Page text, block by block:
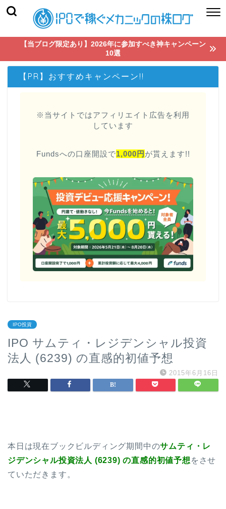
【当ブログ限定あり】2026年に参加すべき神キャンペーン
10選
【PR】おすすめキャンペーン!!
※当サイトではアフィリエイト広告を利用
しています
Fundsへの口座開設で1,000円 が貰えます!!
IPO投資
IPO サムティ・レジデンシャル投資
法人 (6239) の直感的初値予想
2015年6月16日
本日は現在ブックビルディング期間中のサムティ・レ
ジデンシャル投資法人 (6239) の直感的初値予想 をさせ
ていただきます。